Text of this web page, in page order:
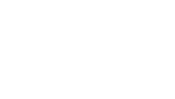
Springe direkt zu: